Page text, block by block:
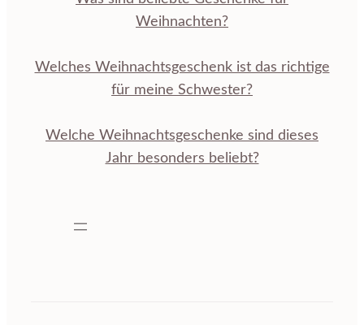
Weihnachten?
Welches Weihnachtsgeschenk ist das richtige
für meine Schwester?
Welche Weihnachtsgeschenke sind dieses
Jahr besonders beliebt?